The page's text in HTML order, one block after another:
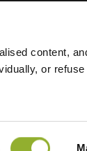
content,
or
los derechos